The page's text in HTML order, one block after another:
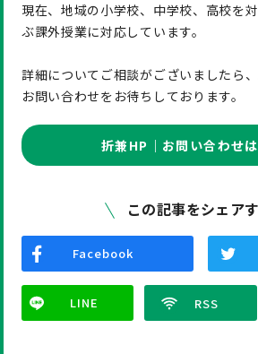
現在、地域の小学校、中学校、高校を
ぶ課外授業に対応しています。
詳細についてご相談がございましたら
お問い合わせをお待ちしております。
折兼HP｜お問い合わせ
この記事をシェア
Facebook
LINE